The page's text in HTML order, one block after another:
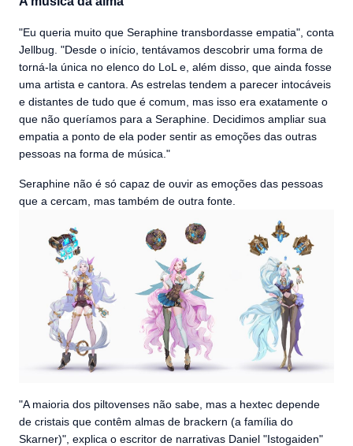
"Eu queria muito que Seraphine transbordasse empatia", conta
Jellbug. "Desde o início, tentávamos descobrir uma forma de
torná-la única no elenco do LoL e, além disso, que ainda fosse
uma artista e cantora. As estrelas tendem a parecer intocáveis
e distantes de tudo que é comum, mas isso era exatamente o
que não queríamos para a Seraphine. Decidimos ampliar sua
empatia a ponto de ela poder sentir as emoções das outras
pessoas na forma de música."
Seraphine não é só capaz de ouvir as emoções das pessoas
que a cercam, mas também de outra fonte.
"A maioria dos piltovenses não sabe, mas a hextec depende
de cristais que contêm almas de brackern (a família do
Skarner)", explica o escritor de narrativas Daniel "Istogaiden"